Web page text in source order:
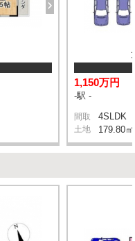
1,150万円
-駅 -
間取 4SLDK
土地 179.80㎡